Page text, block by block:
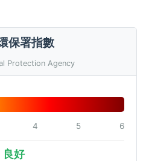
保署指數
Protection Agency
4 5 6
良好